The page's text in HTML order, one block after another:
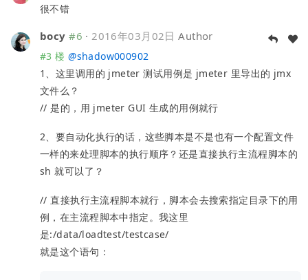
很不错
bocy #6 · 2016年03月02日 Author
#3 楼 @shadow000902
1、这里调用的 jmeter 测试用例是 jmeter 里导出的 jmx
文件么？
// 是的，用 jmeter GUI 生成的用例就行
2、要自动化执行的话，这些脚本是不是也有一个配置文件
一样的来处理脚本的执行顺序？还是直接执行主流程脚本的
sh 就可以了？
// 直接执行主流程脚本就行，脚本会去搜索指定目录下的用
例，在主流程脚本中指定。我这里
是:/data/loadtest/testcase/
就是这个语句：